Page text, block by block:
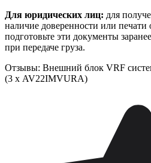
Для юридических лиц: для
наличие доверенности или
подготовьте эти документы
при передаче груза.
Отзывы: Внешний блок VRF
(3 х AV22IMVURA)